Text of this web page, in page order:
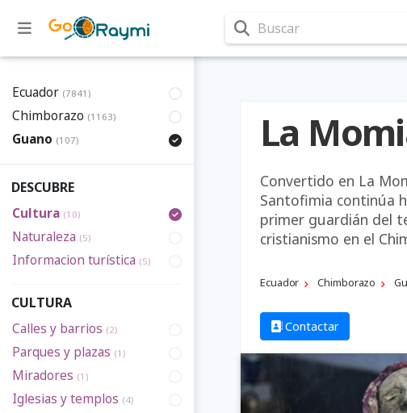
Buscar
Ecuador (7841)
Chimborazo (1163)
Guano (107)
DESCUBRE
Cultura (10)
Naturaleza (5)
Informacion turística (5)
CULTURA
Calles y barrios (2)
Parques y plazas (1)
Miradores (1)
Iglesias y templos (4)
La
Convertido en La
Santofimia continúa
primer guardián del
cristianismo en el
Ecuador Chimborazo
Contactar